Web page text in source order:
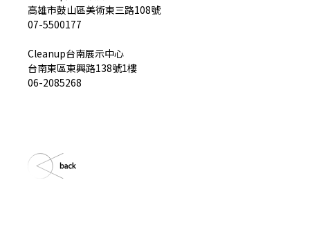
高雄市鼓山區美術東三路108號
07-5500177
Cleanup台南展示中心
台南東區東興路138號1樓
06-2085268